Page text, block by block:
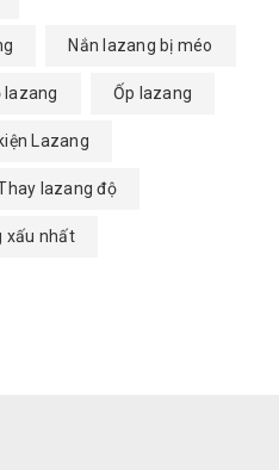
Nắn lazang bị méo
lazang Ốp lazang
Lazang
lazang độ
xấu nhất